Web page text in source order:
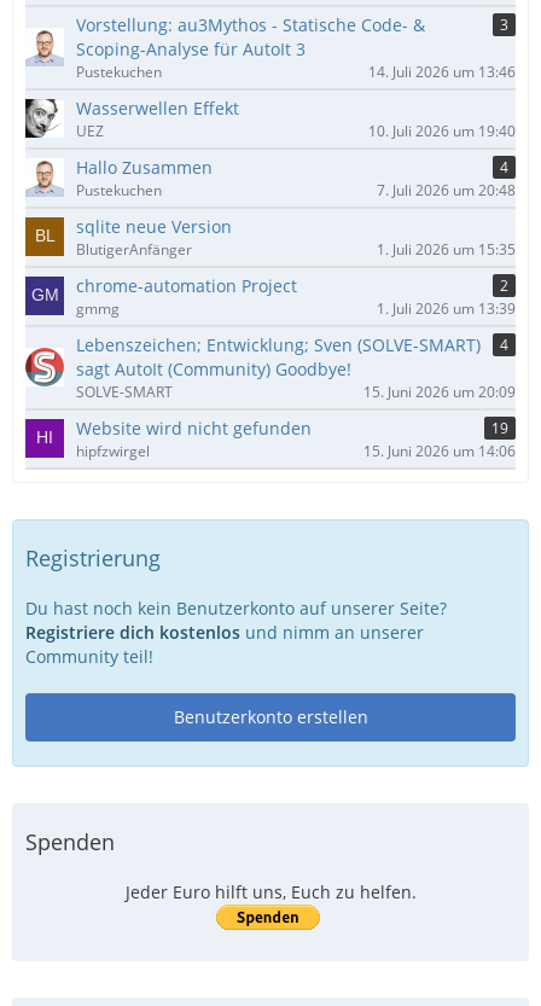
Vorstellung: au3Mythos - Statische Code- &
Scoping-Analyse für AutoIt 3
3
Pustekuchen 14. Juli 2026 um 13:46
Wasserwellen Effekt
UEZ 10. Juli 2026 um 19:40
Hallo Zusammen
4
Pustekuchen
7. Juli 2026 um 20:48
sqlite neue Version
BlutigerAnfänger 1. Juli 2026 um 15:35
chrome-automation Project
2
gmmg
1. Juli 2026 um 13:39
Lebenszeichen; Entwicklung; Sven (SOLVE-SMART)
sagt AutoIt (Community) Goodbye!
4
SOLVE-SMART 15. Juni 2026 um 20:09
Website wird nicht gefunden
19
hipfzwirgel
15. Juni 2026 um 14:06
Registrierung
Du hast noch kein Benutzerkonto auf unserer Seite?
Registriere dich kostenlos und nimm an unserer
Community teil!
Benutzerkonto erstellen
Spenden
Jeder Euro hilft uns, Euch zu helfen.